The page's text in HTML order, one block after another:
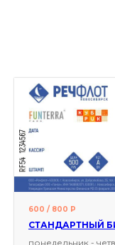
600 / 800 Р
СТАНДАРТНЫЙ
понедельник -